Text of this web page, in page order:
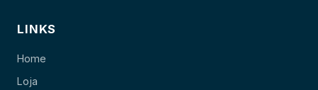
LINKS
Home
Loja